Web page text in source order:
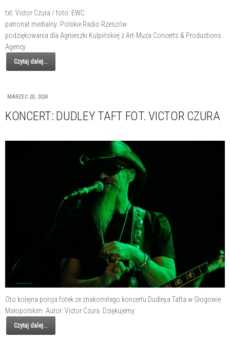
txt. Victor Czura / foto: EWC
patronat medialny: Polskie Radio Rzeszów
podziękowania dla Agnieszki Kulpińskiej z Art-Muza Concerts & Productions
Agency
Czytaj dalej...
MARZEC 20, 2024
KONCERT: DUDLEY TAFT FOT. VICTOR CZURA
Oto kolejna porcja fotek ze znakomitego koncertu Dudleya Tafta w Głogowie
Małopolskim. Autor: Victor Czura. Dziękujemy.
Czytaj dalej...